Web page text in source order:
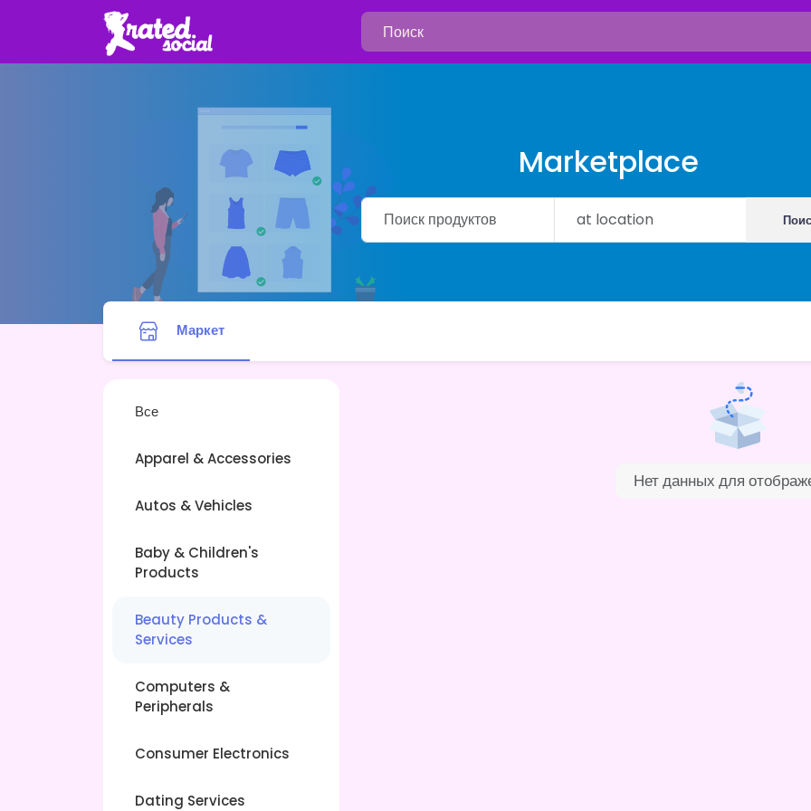
Marketplace
Маркет
Все
Apparel & Accessories
Autos & Vehicles
Baby & Children's
Products
Beauty Products &
Services
Computers &
Peripherals
Consumer Electronics
Dating Services
Нет данных для